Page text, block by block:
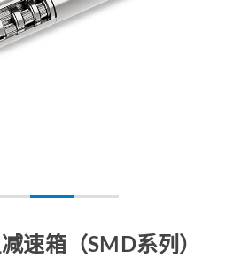
速箱（SMD系列）